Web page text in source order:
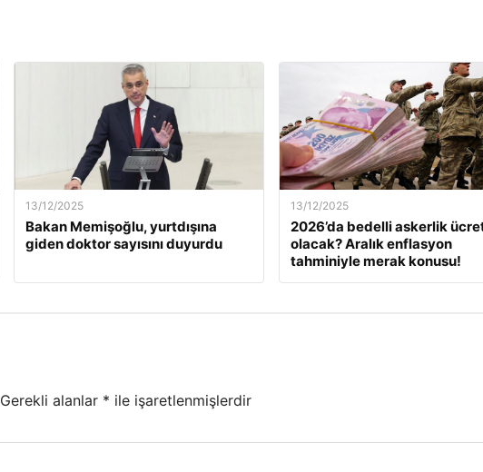
13/12/2025
Bakan Memişoğlu, yurtdışına
giden doktor sayısını duyurdu
13/12/2025
2026’da bedelli askerlik
olacak? Aralık enflasyon
tahminiyle merak konusu!
Gerekli alanlar * ile işaretlenmişlerdir